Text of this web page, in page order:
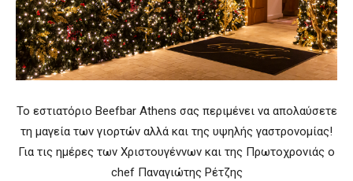
To εστιατόριο Beefbar Athens σας περιμένει να απολαύσετε
τη μαγεία των γιορτών αλλά και της υψηλής γαστρονομίας!
Για τις ημέρες των Χριστουγέννων και της Πρωτοχρονιάς ο
chef Παναγιώτης Ρέτζης